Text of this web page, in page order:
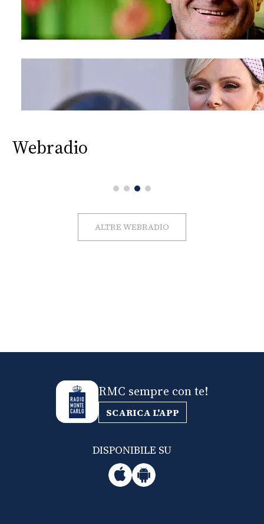
Webradio
ALTRE WEBRADIO
RMC sempre con te!
SCARICA L'APP
DISPONIBILE SU